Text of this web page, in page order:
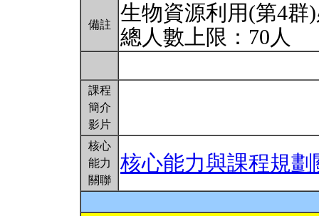
備註
生物資源利用(第4群
總人數上限：70人
課程
簡介
影片
核心
能力
關聯
核心能力與課程規劃